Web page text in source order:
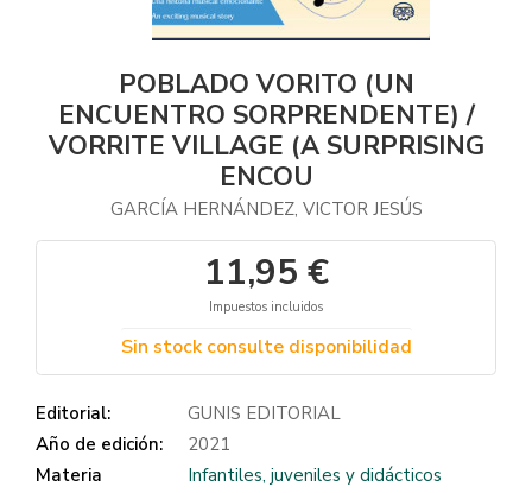
POBLADO VORITO (UN
ENCUENTRO SORPRENDENTE) /
VORRITE VILLAGE (A SURPRISING
ENCOU
GARCÍA HERNÁNDEZ, VICTOR JESÚS
11,95 €
Impuestos incluidos
Sin stock consulte disponibilidad
Editorial:
GUNIS EDITORIAL
Año de edición:
2021
Materia
Infantiles, juveniles y didácticos